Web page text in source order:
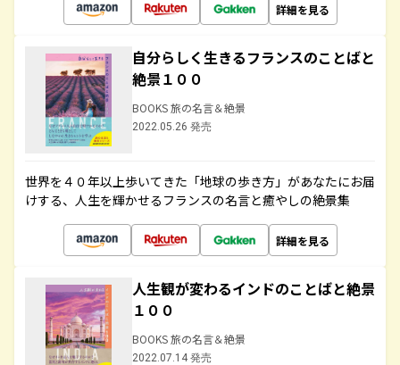
詳細を見る
自分らしく生きるフランスのことばと
絶景１００
BOOKS 旅の名言＆絶景
2022.05.26 発売
世界を４０年以上歩いてきた「地球の歩き方」があなたにお届
けする、人生を輝かせるフランスの名言と癒やしの絶景集
詳細を見る
人生観が変わるインドのことばと絶景
１００
BOOKS 旅の名言＆絶景
2022.07.14 発売